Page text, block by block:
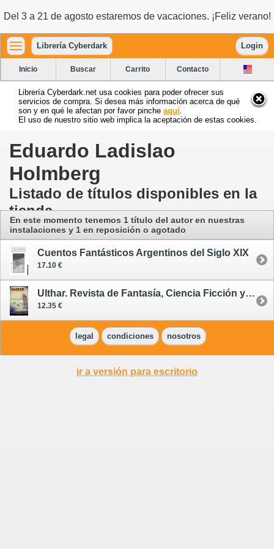
Del 3 a 21 de agosto estaremos de vacaciones. ¡Feliz verano!
Librería Cyberdark Login
Inicio Buscar Carrito Contacto
Librería Cyberdark.net usa cookies para poder ofrecer sus
servicios de compra. Si desea más información acerca de qué
son y en qué le afectan por favor pinche aquí
El uso de nuestro sitio web implica la aceptación de estas cookies.
Eduardo Ladislao
Holmberg
Listado de títulos disponibles en la
tienda
En este momento tenemos 1 título del autoren nuestras
instalaciones y 1 en reposición o agotado
Cuentos Fantásticos Argentinos del Siglo XIX
17.10 €
Ulthar. Revista de Fantasía, Ciencia Ficción y Terror 8
12.35 €
legal condiciones nosotros
ir a versión para escritorio